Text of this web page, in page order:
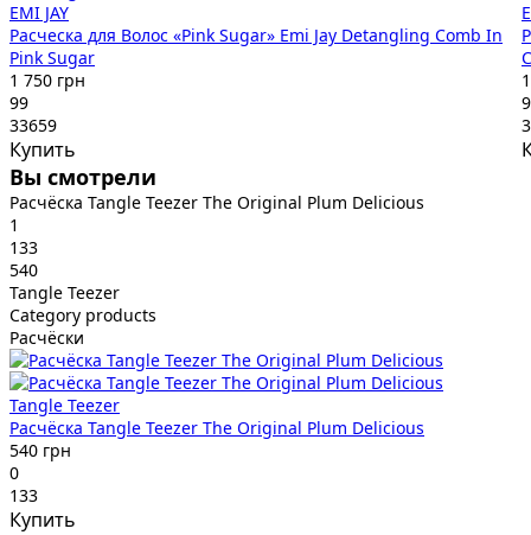
EMI JAY
Расческа для Волос «Pink Sugar» Emi Jay Detangling Comb In
Pink Sugar
1 750 грн
99
33659
Купить
Вы смотрели
Расчёска Tangle Teezer The Original Plum Delicious
1
133
540
Tangle Teezer
Category products
Расчёски
Tangle Teezer
Расчёска Tangle Teezer The Original Plum Delicious
540 грн
0
133
Купить